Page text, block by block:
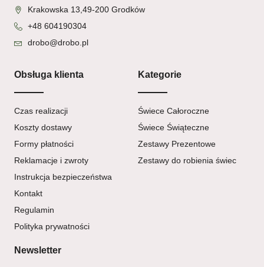
Krakowska 13,49-200 Grodków
+48 604190304
drobo@drobo.pl
Obsługa klienta
Czas realizacji
Koszty dostawy
Formy płatności
Reklamacje i zwroty
Instrukcja bezpieczeństwa
Kontakt
Regulamin
Polityka prywatności
Kategorie
Świece Całoroczne
Świece Świąteczne
Zestawy Prezentowe
Zestawy do robienia świec
Newsletter